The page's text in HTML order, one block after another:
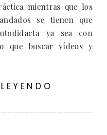
mientras que los
se tienen que
ya sea con
que buscar vídeos y